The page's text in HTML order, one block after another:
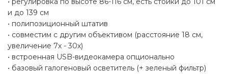
и до 139 см
• полипозиционный штатив
• совместим с другим объективом (расстояние 18 см,
увеличение 7х - 30х)
• встроенная USB-видеокамера опционально
• базовый галогеновый осветитель (+ зеленый фильтр)